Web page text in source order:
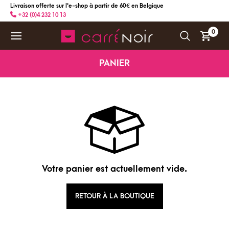
Livraison offerte sur l'e-shop à partir de 60 € en Belgique
+32 (0)4 232 10 13
0
PANIER
Votre panier est actuellement vide.
RETOUR À LA BOUTIQUE